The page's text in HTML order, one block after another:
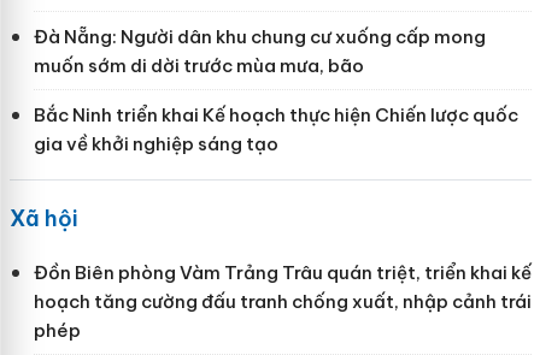
Đà Nẵng: Người dân khu chung cư xuống cấp mong
muốn sớm di dời trước mùa mưa, bão
Bắc Ninh triển khai Kế hoạch thực hiện Chiến lược quốc
gia về khởi nghiệp sáng tạo
Xã hội
Đồn Biên phòng Vàm Trảng Trâu quán triệt, triển khai kế
hoạch tăng cường đấu tranh chống xuất, nhập cảnh trái
phép